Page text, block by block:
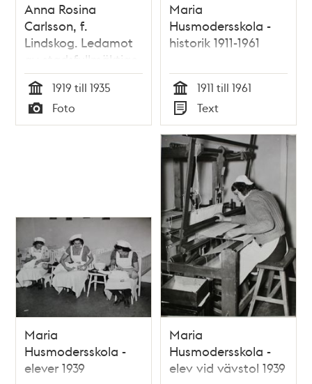
Anna Rosina
Carlsson, f.
Lindskog. Ledamot
av stadsfullmäktige
1919-1935
Tid
1919 till 1935
Typ
Foto
Maria
Husmodersskola -
historik 1911-1961
Tid
1911 till 1961
Typ
Text
Maria
Husmodersskola -
elever 1939
Maria
Husmodersskola -
elev vid vävstol 1939